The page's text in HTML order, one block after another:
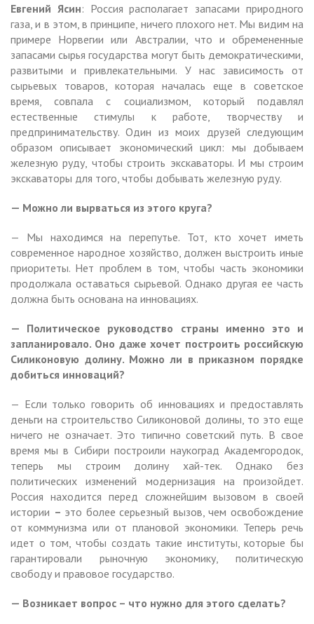
Евгений Ясин: Россия располагает запасами природного
газа, и в этом, в принципе, ничего плохого нет. Мы видим на
примере Норвегии или Австралии, что и обремененные
запасами сырья государства могут быть демократическими,
развитыми и привлекательными. У нас зависимость от
сырьевых товаров, которая началась еще в советское
время, совпала с социализмом, который подавлял
естественные стимулы к работе, творчеству и
предпринимательству. Один из моих друзей следующим
образом описывает экономический цикл: мы добываем
железную руду, чтобы строить экскаваторы. И мы строим
экскаваторы для того, чтобы добывать железную руду.
— Можно ли вырваться из этого круга?
— Мы находимся на перепутье. Тот, кто хочет иметь
современное народное хозяйство, должен выстроить иные
приоритеты. Нет проблем в том, чтобы часть экономики
продолжала оставаться сырьевой. Однако другая ее часть
должна быть основана на инновациях.
— Политическое руководство страны именно это и
запланировало. Оно даже хочет построить российскую
Силиконовую долину. Можно ли в приказном порядке
добиться инноваций?
— Если только говорить об инновациях и предоставлять
деньги на строительство Силиконовой долины, то это еще
ничего не означает. Это типично советский путь. В свое
время мы в Сибири построили наукоград Академгородок,
теперь мы строим долину хай-тек. Однако без
политических изменений модернизация на произойдет.
Россия находится перед сложнейшим вызовом в своей
истории – это более серьезный вызов, чем освобождение
от коммунизма или от плановой экономики. Теперь речь
идет о том, чтобы создать такие институты, которые бы
гарантировали рыночную экономику, политическую
свободу и правовое государство.
— Возникает вопрос – что нужно для этого сделать?